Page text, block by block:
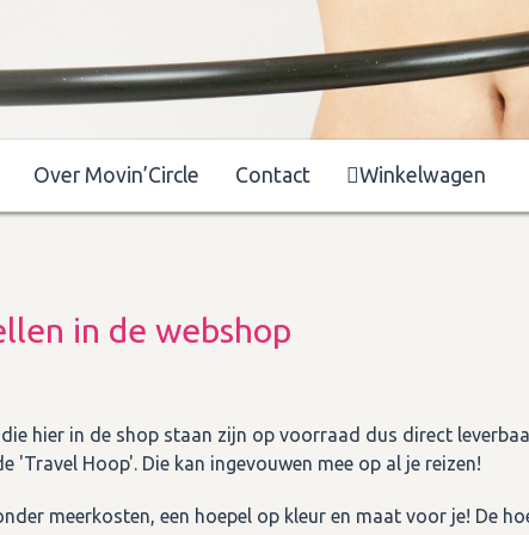
Over Movin’Circle Contact Winkelwagen
in de webshop
hier in de shop staan zijn op voorraad dus direct
'Travel Hoop'. Die kan ingevouwen mee op al je reizen!
meerkosten, een hoepel op kleur en maat voor je! De